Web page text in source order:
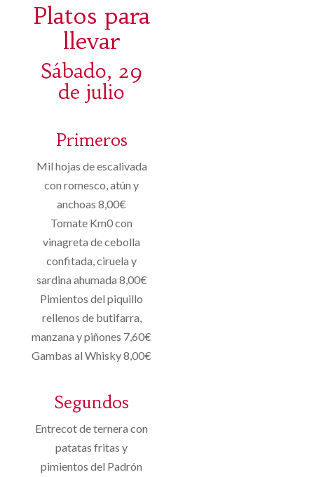
Platos para
llevar
Sábado, 29
de julio
Primeros
Mil hojas de escalivada
con romesco, atún y
anchoas 8,00€
Tomate Km0 con
vinagreta de cebolla
confitada, ciruela y
sardina ahumada 8,00€
Pimientos del piquillo
rellenos de butifarra,
manzana y piñones 7,60€
Gambas al Whisky 8,00€
Segundos
Entrecot de ternera con
patatas fritas y
pimientos del Padrón